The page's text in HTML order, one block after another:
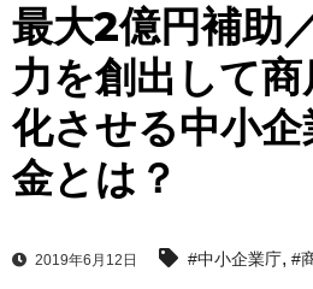
最大2億円補助
力を創出して
化させる中小
金とは？
2019年6月12日 #中小企業庁, #